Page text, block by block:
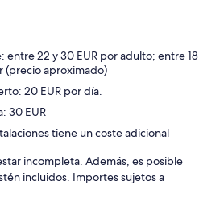
entre 22 y 30 EUR por adulto; entre 18
(precio aproximado)
20 EUR por día.
30 EUR
tiene un coste adicional
incompleta. Además, es posible
incluidos. Importes sujetos a